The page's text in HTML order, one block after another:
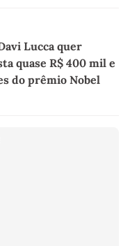
Lucca quer
quase R$ 400 mil e
do prêmio Nobel